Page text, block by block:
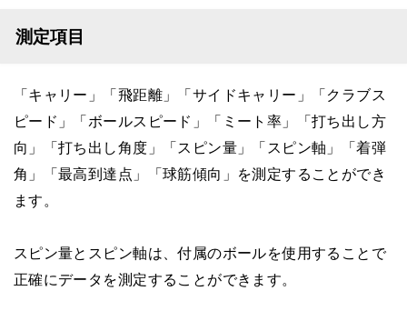
測定項目
「キャリー」「飛距離」「サイドキャリー」「クラブス
ピード」「ボールスピード」「ミート率」「打ち出し方
向」「打ち出し角度」「スピン量」「スピン軸」「着弾
角」「最高到達点」「球筋傾向」を測定することができ
ます。
スピン量とスピン軸は、付属のボールを使用することで
正確にデータを測定することができます。